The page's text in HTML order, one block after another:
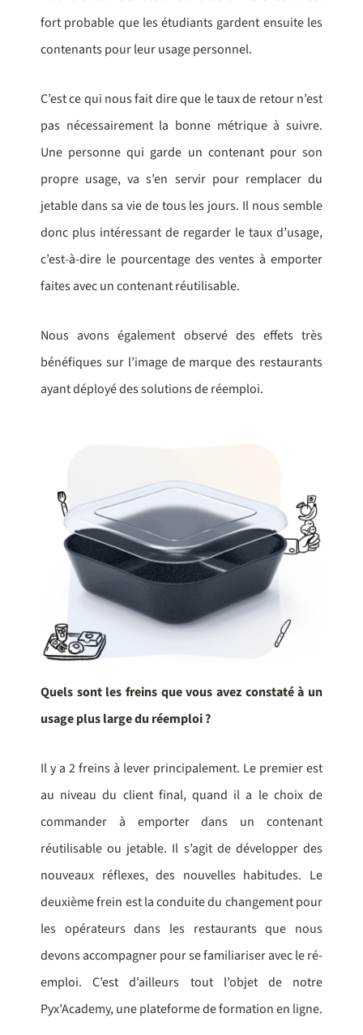
fort probable que les étudiants gardent ensuite les
contenants pour leur usage personnel.
C’est ce qui nous fait dire que le taux de retour n’est
pas nécessairement la bonne métrique à suivre.
Une personne qui garde un contenant pour son
propre usage, va s’en servir pour remplacer du
jetable dans sa vie de tous les jours. Il nous semble
donc plus intéressant de regarder le taux d’usage,
c’est-à-dire le pourcentage des ventes à emporter
faites avec un contenant réutilisable.
Nous avons également observé des effets très
bénéfiques sur l’image de marque des restaurants
ayant déployé des solutions de réemploi.
Quels sont les freins que vous avez constaté à un
usage plus large du réemploi ?
Il y a 2 freins à lever principalement. Le premier est
au niveau du client final, quand il a le choix de
commander à emporter dans un contenant
réutilisable ou jetable. Il s’agit de développer des
nouveaux réflexes, des nouvelles habitudes. Le
deuxième frein est la conduite du changement pour
les opérateurs dans les restaurants que nous
devons accompagner pour se familiariser avec le ré-
emploi. C’est d’ailleurs tout l’objet de notre
Pyx’Academy, une plateforme de formation en ligne.